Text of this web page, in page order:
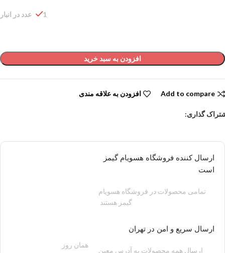
1 عدد در انبار
افزودن به سبد خرید
Add to compare افزودن به علاقه مندی
گذاری:
ارسال کننده فروشگاه هسویام گیمز
است
تمامی محصولات در فروشگاه هسویام
گیمز هستند
ارسال سریع و امن در تهران
ارسال همه محصولات به آدرس معین
همان روز